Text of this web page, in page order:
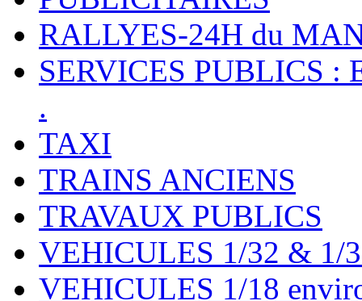
RALLYES-24H du
SERVICES PUBLICS :
.
TAXI
TRAINS ANCIENS
TRAVAUX PUBLICS
VEHICULES 1/32 & 1/
VEHICULES 1/18